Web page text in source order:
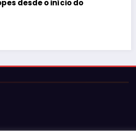
Todos os direitos reservados.